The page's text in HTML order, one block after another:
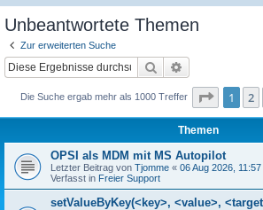
Unbeantwortete Themen
Zur erweiterten Suche
Suche
Die Suche ergab mehr als 1000 Treffer Seite 1
1 2
Themen
OPSI als MDM mit MS Autopilot
Letzter Beitrag von Tjomme « 06 Aug 2026, 11:57
Verfasst in Freier Support
setValueByKey(<key>, <value>,